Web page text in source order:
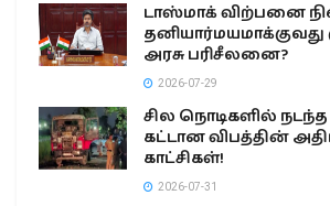
டாஸ்மாக் விற்பனை
தனியார்மயமாக்குவது
அரசு பரிசீலனை?
2026-07-29
சில நொடிகளில்
கட்டான விபத்தின்
காட்சிகள்!
2026-07-31